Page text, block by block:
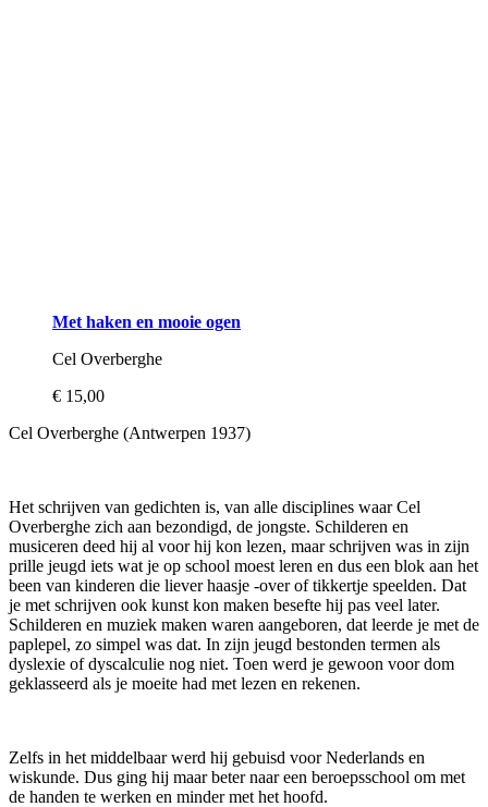
Met haken en mooie ogen
Cel Overberghe
€ 15,00
Cel Overberghe (Antwerpen 1937)
Het schrijven van gedichten is, van alle disciplines waar Cel
Overberghe zich aan bezondigd, de jongste. Schilderen en
musiceren deed hij al voor hij kon lezen, maar schrijven was in zijn
prille jeugd iets wat je op school moest leren en dus een blok aan het
been van kinderen die liever haasje -over of tikkertje speelden. Dat
je met schrijven ook kunst kon maken besefte hij pas veel later.
Schilderen en muziek maken waren aangeboren, dat leerde je met de
paplepel, zo simpel was dat. In zijn jeugd bestonden termen als
dyslexie of dyscalculie nog niet. Toen werd je gewoon voor dom
geklasseerd als je moeite had met lezen en rekenen.
Zelfs in het middelbaar werd hij gebuisd voor Nederlands en
wiskunde. Dus ging hij maar beter naar een beroepsschool om met
de handen te werken en minder met het hoofd.